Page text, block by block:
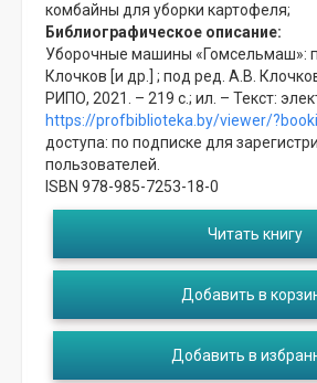
комбайны для уборки картофеля;
Библиографическое описание:
Уборочные машины «Гомсельмаш»:
Клочков [и др.] ; под ред. А.В.
РИПО, 2021. – 219 с.; ил. – Текст:
https://profbiblioteka.by/viewer/
доступа: по подписке для
пользователей.
ISBN 978-985-7253-18-0
Читать книгу
Добавить в
Добавить в